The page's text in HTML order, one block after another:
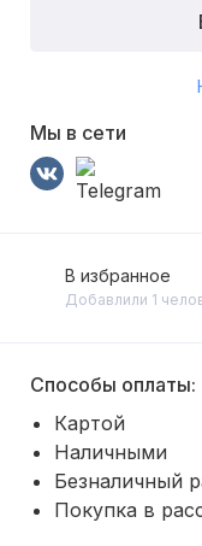
Мы в сети
В избранное
Добавлили 1
Способы оплаты:
Картой
Наличными
Безналичный
Покупка в